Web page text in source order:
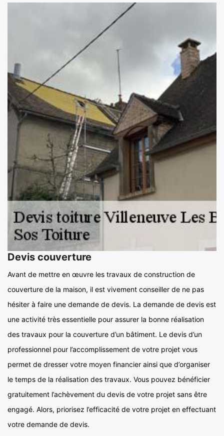
Devis couverture
Avant de mettre en œuvre les travaux de construction de
couverture de la maison, il est vivement conseiller de ne pas
hésiter à faire une demande de devis. La demande de devis est
une activité très essentielle pour assurer la bonne réalisation
des travaux pour la couverture d’un bâtiment. Le devis d’un
professionnel pour l’accomplissement de votre projet vous
permet de dresser votre moyen financier ainsi que d’organiser
le temps de la réalisation des travaux. Vous pouvez bénéficier
gratuitement l’achèvement du devis de votre projet sans être
engagé. Alors, priorisez l’efficacité de votre projet en effectuant
votre demande de devis.